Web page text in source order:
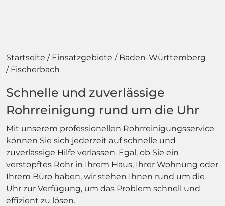
Startseite Einsatzgebiete
Baden-Württemberg
Fischerbach
Schnelle und zuverlässige
Rohrreinigung rund um die Uhr
Mit unserem professionellen Rohrreinigungsservice
können Sie sich jederzeit auf schnelle und
zuverlässige Hilfe verlassen. Egal, ob Sie ein
verstopftes Rohr in Ihrem Haus, Ihrer Wohnung oder
Ihrem Büro haben, wir stehen Ihnen rund um die
Uhr zur Verfügung, um das Problem schnell und
effizient zu lösen.